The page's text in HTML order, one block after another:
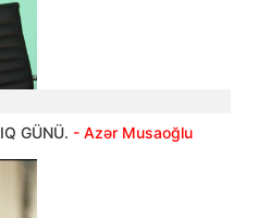
GÜNÜ. - Azər Musaoğlu